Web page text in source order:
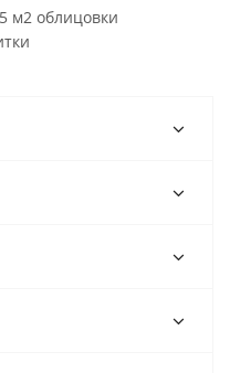
м2 облицовки